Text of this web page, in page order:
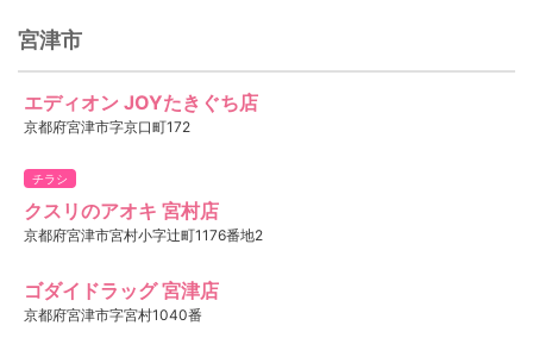
宮津市
エディオン JOYたきぐち店
京都府宮津市字京口町172
チラシ
クスリのアオキ 宮村店
京都府宮津市宮村小字辻町1176番地2
ゴダイドラッグ 宮津店
京都府宮津市字宮村1040番